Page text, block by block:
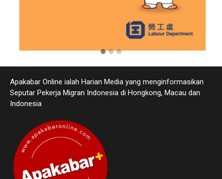
Apakabar Online ialah Harian Media yang menginformasikan
Seputar Pekerja Migran Indonesia di Hongkong, Macau dan
Indonesia